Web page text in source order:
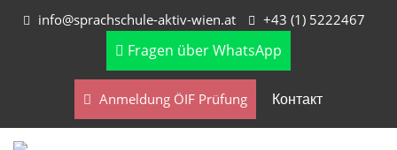
info@sprachschule-aktiv-wien.at +43 (1) 5222467
Fragen über WhatsApp
Anmeldung ÖIF Prüfung Контакт